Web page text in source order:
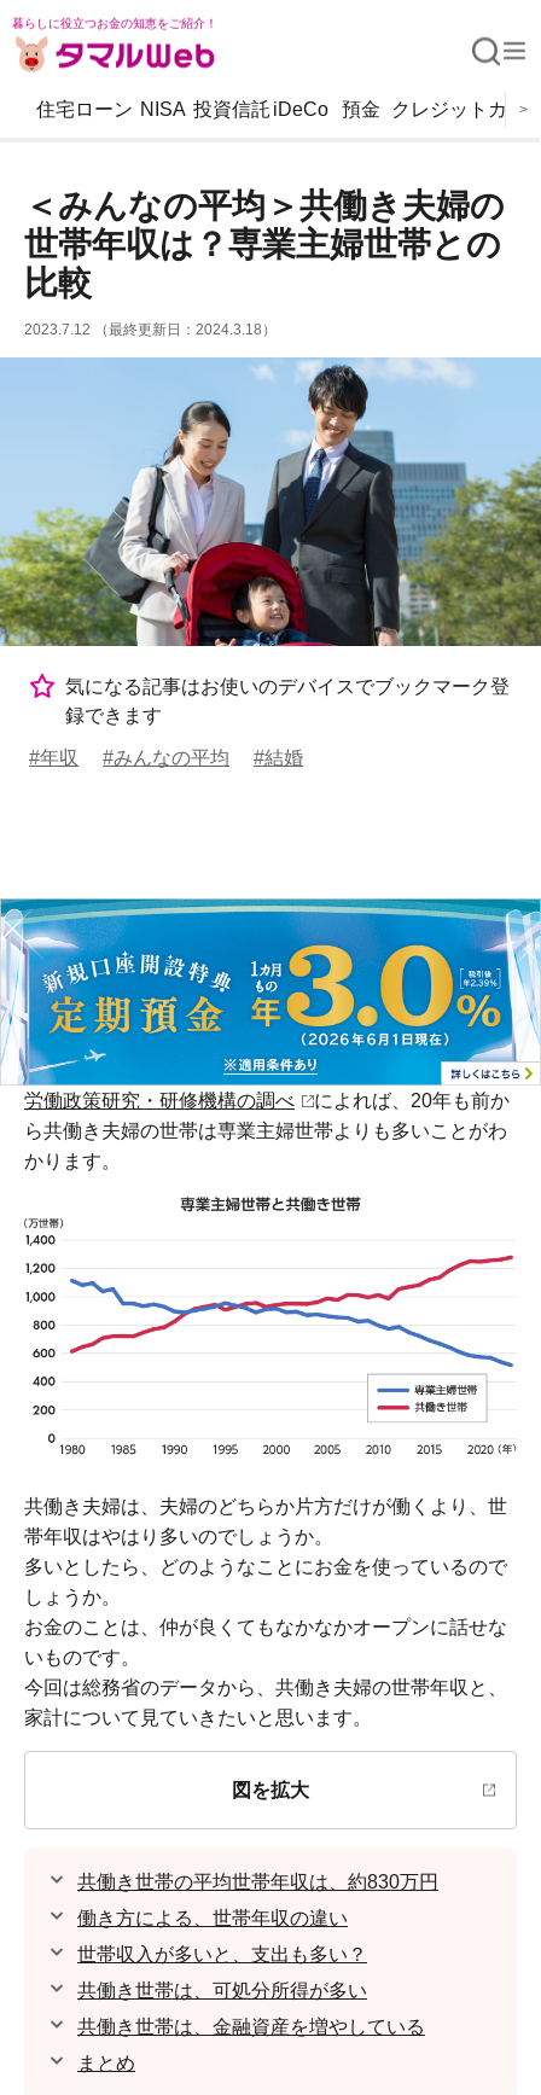
暮らしに役立つお金の知恵をご紹介！
住宅ローン NISA 投資信託 iDeCo 預金 クレジットカー
>
＜みんなの平均＞共働き夫婦の
世帯年収は？専業主婦世帯との
比較
2023.7.12 （最終更新日：2024.3.18）
気になる記事はお使いのデバイスでブックマーク登
録できます
#年収 #みんなの平均 #結婚
労働政策研究・研修機構の調べ
によれば、20年も前か
ら共働き夫婦の世帯は専業主婦世帯よりも多いことがわ
かります。
共働き夫婦は、夫婦のどちらか片方だけが働くより、世
帯年収はやはり多いのでしょうか。
多いとしたら、どのようなことにお金を使っているので
しょうか。
お金のことは、仲が良くてもなかなかオープンに話せな
いものです。
今回は総務省のデータから、共働き夫婦の世帯年収と、
家計について見ていきたいと思います。
図を拡大
共働き世帯の平均世帯年収は、約830万円
働き方による、世帯年収の違い
世帯収入が多いと、支出も多い？
共働き世帯は、可処分所得が多い
共働き世帯は、金融資産を増やしている
まとめ